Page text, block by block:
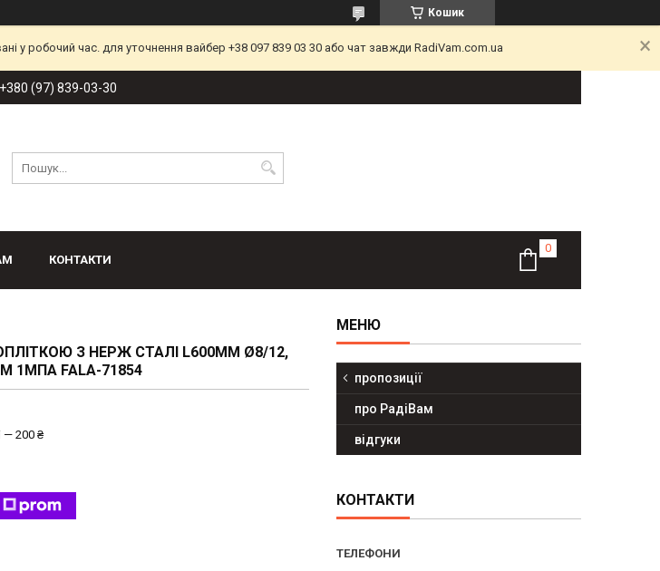
Кошик
у робочий час. для уточнення вайбер +38 097 839 03 30 або чат завжди RadiVam.com.ua
+380 (97) 839-03-30
КОНТАКТИ
З НЕРЖ СТАЛІ L600ММ Ø8/12,
1МПА FALA-71854
— 200 ₴
пропозиції
про РадіВам
відгуки
КОНТАКТИ